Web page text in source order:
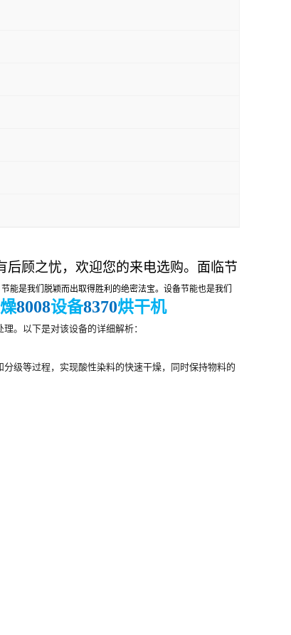
顾之忧，欢迎您的来电选购。面临节
能是我们脱颖而出取得胜利的绝密法宝。设备节能也是我们
8008设备8370烘干机
。以下是对该设备的详细解析：
级等过程，实现酸性染料的快速干燥，同时保持物料的